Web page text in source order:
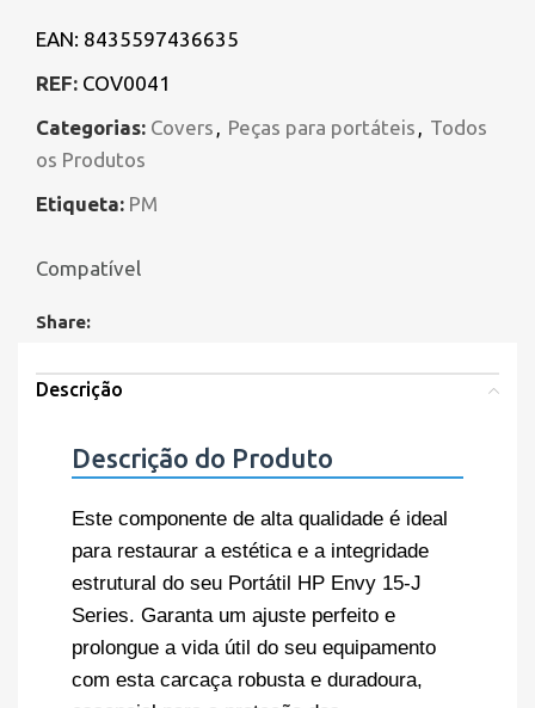
EAN: 8435597436635
REF: COV0041
Categorias: Covers , Peças para portáteis , Todos
os Produtos
Etiqueta: PM
Compatível
Share:
Descrição
Descrição do Produto
Este componente de alta qualidade é ideal
para restaurar a estética e a integridade
estrutural do seu Portátil HP Envy 15-J
Series. Garanta um ajuste perfeito e
prolongue a vida útil do seu equipamento
com esta carcaça robusta e duradoura,